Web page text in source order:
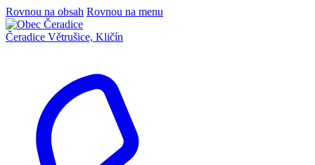
Rovnou na obsah Rovnou na menu
Čeradice Větrušice, Kličín